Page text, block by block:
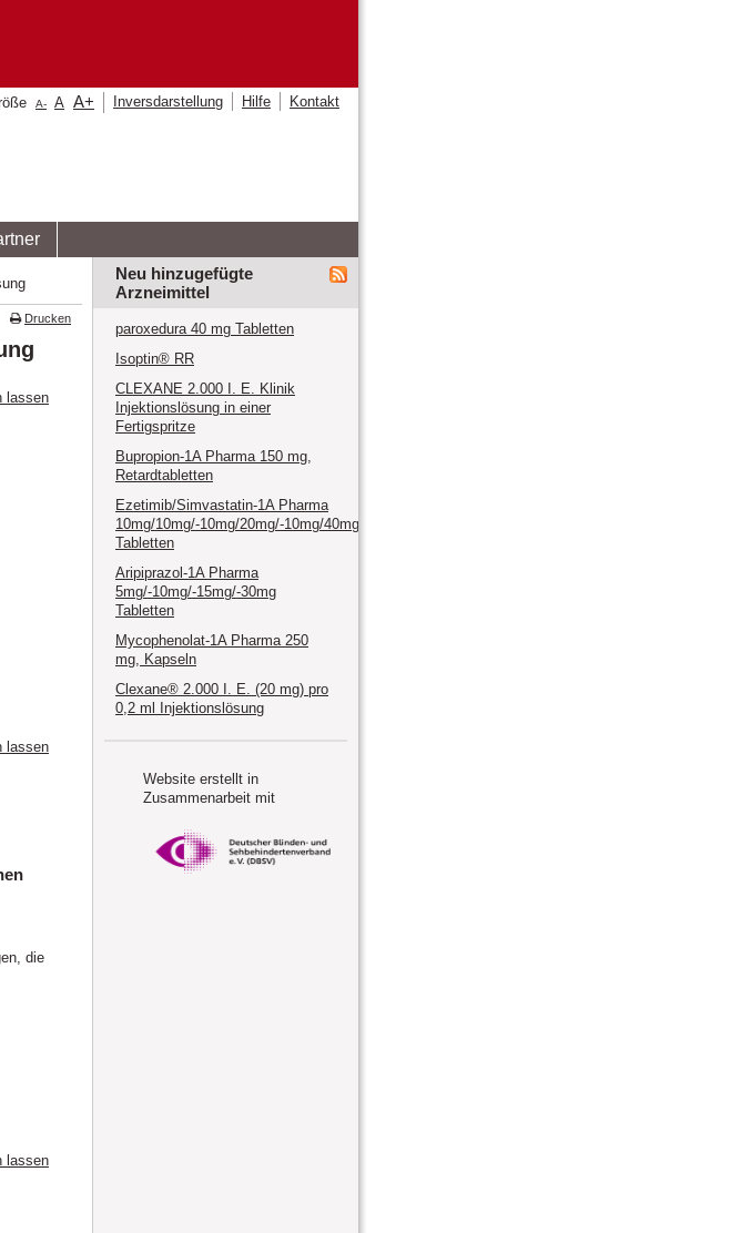
A- A A+ Inversdarstellung Hilfe Kontakt
lassen
lassen
die
lassen
Drucken
Neu hinzugefügte
Arzneimittel
paroxedura 40 mg Tabletten
Isoptin® RR
CLEXANE 2.000 I. E. Klinik
Injektionslösung in einer
Fertigspritze
Bupropion-1A Pharma 150 mg,
Retardtabletten
Ezetimib/Simvastatin-1A Pharma
10mg/10mg/-10mg/20mg/-10mg/40mg/-10mg/80mg
Tabletten
Aripiprazol-1A Pharma
5mg/-10mg/-15mg/-30mg
Tabletten
Mycophenolat-1A Pharma 250
mg, Kapseln
Clexane® 2.000 I. E. (20 mg) pro
0,2 ml Injektionslösung
Website erstellt in
Zusammenarbeit mit